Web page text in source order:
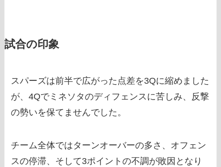
試合の印象
スパーズは前半で広がった点差を3Qに縮めました
が、4Qでミネソタのディフェンスに苦しみ、反撃
の勢いを保てませんでした。
チーム全体ではターンオーバーの多さ、オフェン
スの停滞、そして3ポイントの不調が敗因となり